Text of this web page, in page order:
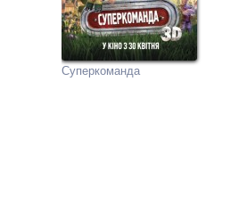
Суперкоманда